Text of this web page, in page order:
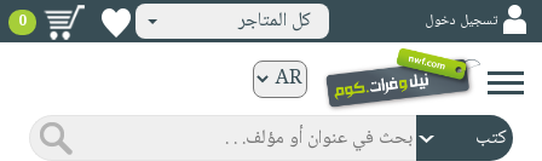
ورقية
المواضيع
تسجيل دخول كل المتاجر 0